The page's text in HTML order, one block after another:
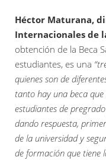
Héctor Maturana,
Internacionales de
obtención de la Beca
estudiantes, es una
quienes son de
tanto hay una beca
estudiantes de
dando respuesta,
de la universidad y
de formación que tiene